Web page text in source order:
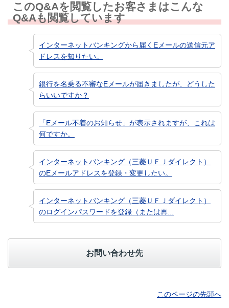
このQ&Aを閲覧したお客さまはこんな
Q&Aも閲覧しています
インターネットバンキングから届くEメールの送信元ア
ドレスを知りたい。
銀行を名乗る不審なEメールが届きましたが、どうした
らいいですか？
「Eメール不着のお知らせ」が表示されますが、これは
何ですか。
インターネットバンキング（三菱ＵＦＪダイレクト）
のEメールアドレスを登録・変更したい。
インターネットバンキング（三菱ＵＦＪダイレクト）
のログインパスワードを登録（または再...
お問い合わせ先
このページの先頭へ